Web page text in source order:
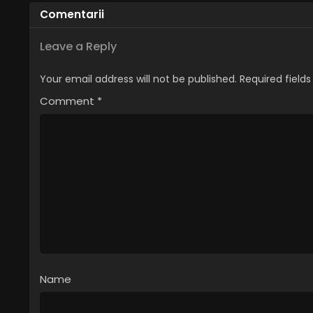
Comentarii
Leave a Reply
Your email address will not be published. Required
Comment *
Name